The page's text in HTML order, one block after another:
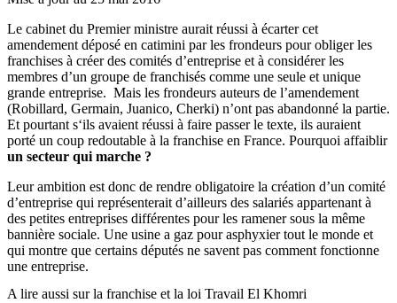
Le cabinet du Premier ministre aurait réussi à écarter cet
amendement déposé en catimini par les frondeurs pour obliger les
franchises à créer des comités d’entreprise et à considérer les
membres d’un groupe de franchisés comme une seule et unique
grande entreprise. Mais les frondeurs auteurs de l’amendement
(Robillard, Germain, Juanico, Cherki) n’ont pas abandonné la partie.
Et pourtant s‘ils avaient réussi à faire passer le texte, ils auraient
porté un coup redoutable à la franchise en France. Pourquoi affaiblir
un secteur qui marche ?
Leur ambition est donc de rendre obligatoire la création d’un comité
d’entreprise qui représenterait d’ailleurs des salariés appartenant à
des petites entreprises différentes pour les ramener sous la même
bannière sociale. Une usine a gaz pour asphyxier tout le monde et
qui montre que certains députés ne savent pas comment fonctionne
une entreprise.
A lire aussi sur la franchise et la loi Travail El Khomri